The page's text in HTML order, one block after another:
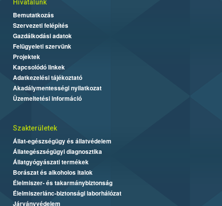
Hivatalunk
Bemutatkozás
Szervezeti felépítés
Gazdálkodási adatok
Felügyeleti szervünk
Projektek
Kapcsolódó linkek
Adatkezelési tájékoztató
Akadálymentességi nyilatkozat
Üzemeltetési információ
Szakterületek
Állat-egészségügy és állatvédelem
Állategészségügyi diagnosztika
Állatgyógyászati termékek
Borászat és alkoholos italok
Élelmiszer- és takarmánybiztonság
Élelmiszerlánc-biztonsági laborhálózat
Járványvédelem